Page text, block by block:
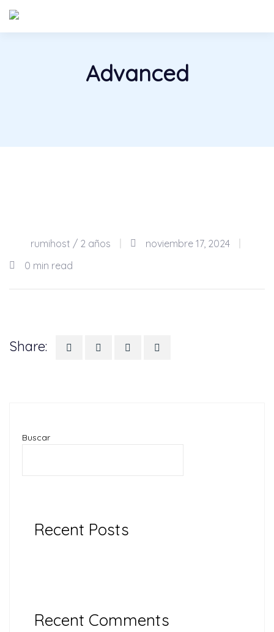
Advanced
Nov
rumihost / 2 años
noviembre 17, 2024
0 min read
Share:
Buscar
Recent Posts
Recent Comments